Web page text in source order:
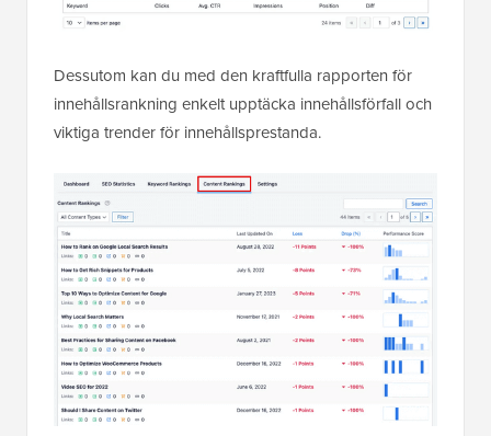
Dessutom kan du med den kraftfulla rapporten för
innehållsrankning enkelt upptäcka innehållsförfall och
viktiga trender för innehållsprestanda.